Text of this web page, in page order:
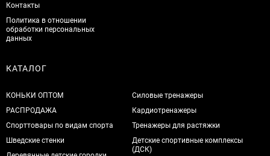
Контакты
Политика в отношении
обработки персональных
данных
КАТАЛОГ
КОНЬКИ ОПТОМ
РАСПРОДАЖА
Спорттовары по видам спорта
Шведские стенки
Силовые тренажеры
Кардиотренажеры
Тренажеры для растяжки
Детские спортивные комплексы
(ДСК)